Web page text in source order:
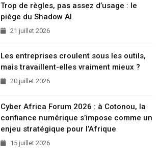
Trop de règles, pas assez d’usage : le
piège du Shadow AI
21 juillet 2026
Les entreprises croulent sous les outils,
mais travaillent-elles vraiment mieux ?
20 juillet 2026
Cyber Africa Forum 2026 : à Cotonou, la
confiance numérique s’impose comme un
enjeu stratégique pour l’Afrique
15 juillet 2026